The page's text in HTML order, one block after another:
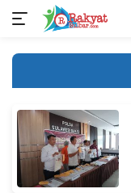
Sulbar